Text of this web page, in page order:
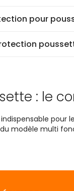
pour
: le
modèle multi
est très
ne sont pas